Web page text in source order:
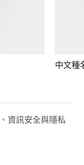
中文種
資訊安全與隱私